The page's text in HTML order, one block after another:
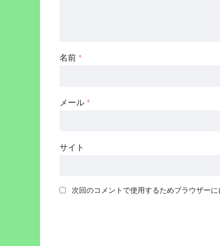
名前 *
メール *
サイト
次回のコメントで使用するためブラウザー